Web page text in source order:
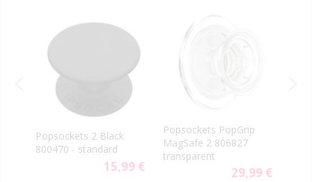
Popsockets 2 Black
800470 - standard
15,99 €
Popsockets PopGrip
MagSafe 2 806827
transparent
29,99 €